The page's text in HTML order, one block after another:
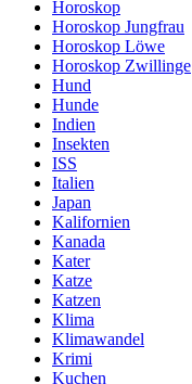
Horoskop
Horoskop Jungfrau
Horoskop Löwe
Horoskop Zwillinge
Hund
Hunde
Indien
Insekten
ISS
Italien
Japan
Kalifornien
Kanada
Kater
Katze
Katzen
Klima
Klimawandel
Krimi
Kuchen